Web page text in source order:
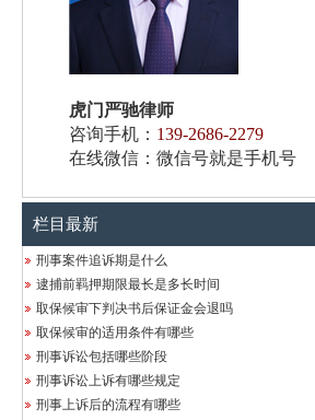
虎门严驰律师
咨询手机： 139-2686-2279
在线微信：微信号就是手机号
栏目最新
刑事案件追诉期是什么
逮捕前羁押期限最长是多长时间
取保候审下判决书后保证金会退吗
取保候审的适用条件有哪些
刑事诉讼包括哪些阶段
刑事诉讼上诉有哪些规定
刑事上诉后的流程有哪些